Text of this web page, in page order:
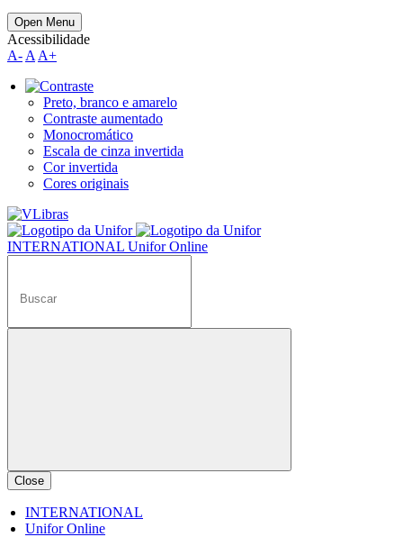
Open Menu
Acessibilidade
A- A A+
Preto, branco e amarelo
Contraste aumentado
Monocromático
Escala de cinza invertida
Cor invertida
Cores originais
INTERNATIONAL Unifor Online
Close
INTERNATIONAL
Unifor Online